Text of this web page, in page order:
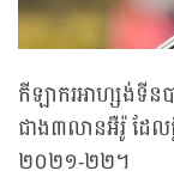
កីឡាករអាហ្សង់ទីន
ជាង៣លានអឺរ៉ូ ដែល
២០២១-២២។